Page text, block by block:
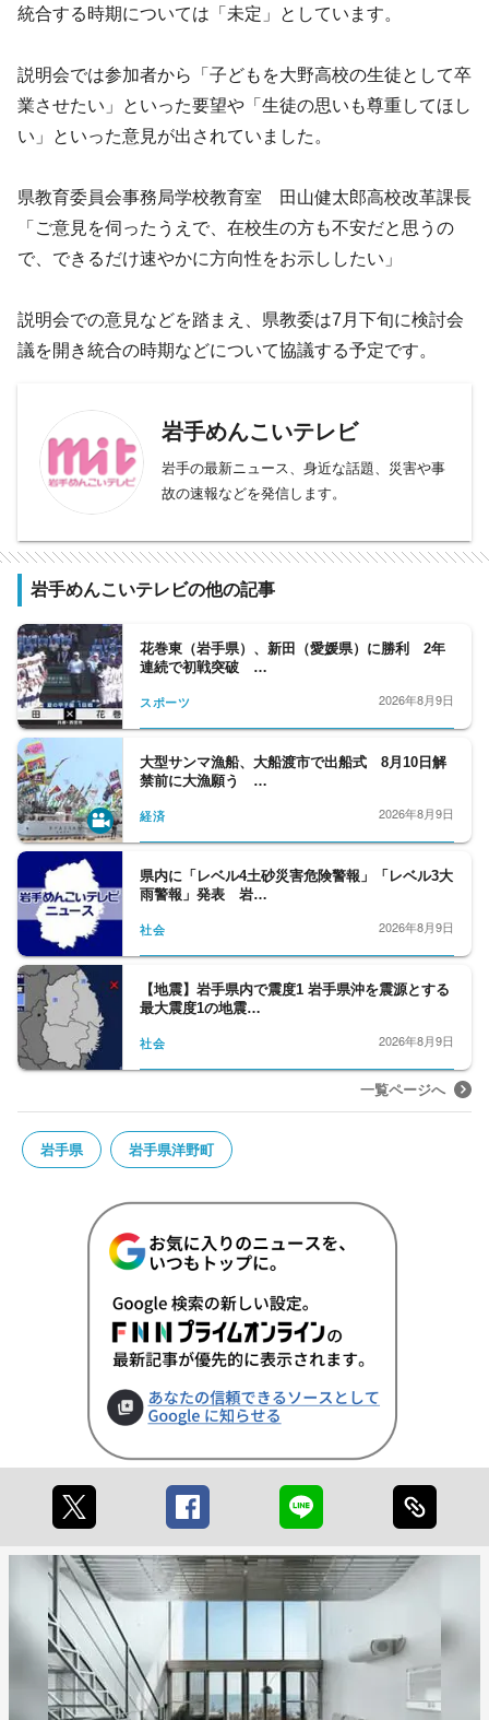
統合する時期については「未定」としています。
説明会では参加者から「子どもを大野高校の生徒として卒
業させたい」といった要望や「生徒の思いも尊重してほし
い」といった意見が出されていました。
県教育委員会事務局学校教育室 田山健太郎高校改革課長
「ご意見を伺ったうえで、在校生の方も不安だと思うの
で、できるだけ速やかに方向性をお示ししたい」
説明会での意見などを踏まえ、県教委は7月下旬に検討会
議を開き統合の時期などについて協議する予定です。
岩手めんこいテレビ
岩手の最新ニュース、身近な話題、災害や事
故の速報などを発信します。
岩手めんこいテレビの他の記事
花巻東（岩手県）、新田（愛媛県）に勝利 2年
連続で初戦突破 …
スポーツ 2026年8月9日
大型サンマ漁船、大船渡市で出船式 8月10日解
禁前に大漁願う …
経済 2026年8月9日
県内に「レベル4土砂災害危険警報」「レベル3大
雨警報」発表 岩…
社会 2026年8月9日
【地震】岩手県内で震度1 岩手県沖を震源とする
最大震度1の地震…
社会 2026年8月9日
一覧ページへ
岩手県 岩手県洋野町